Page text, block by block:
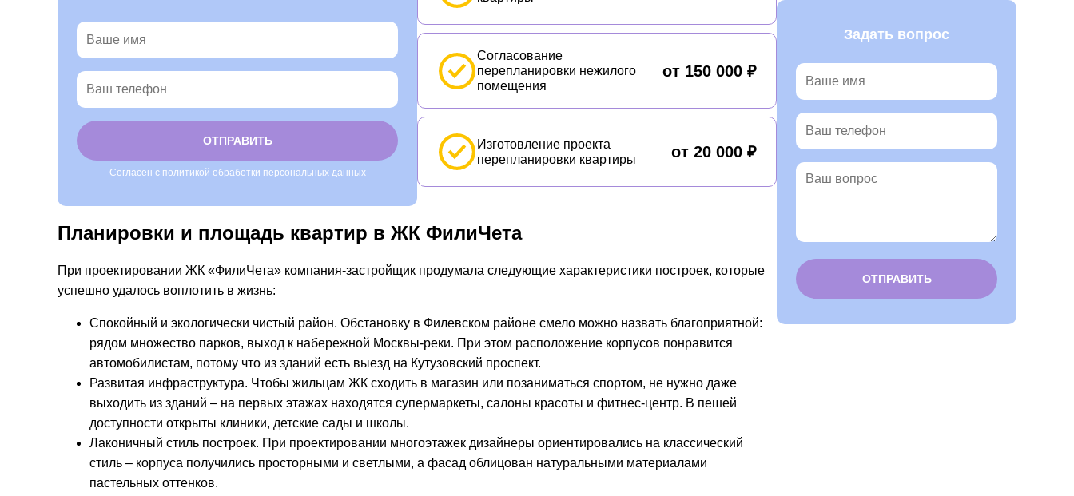
Согласен с политикой обработки персональных данных
Согласование
перепланировки нежилого
помещения
от 150 000 ₽
Изготовление проекта
перепланировки квартиры
от 20 000 ₽
Планировки и площадь квартир в ЖК ФилиЧета
При проектировании ЖК «ФилиЧета» компания-застройщик продумала следующие характеристики построек, которые
успешно удалось воплотить в жизнь:
Спокойный и экологически чистый район. Обстановку в Филевском районе смело можно назвать благоприятной:
рядом множество парков, выход к набережной Москвы-реки. При этом расположение корпусов понравится
автомобилистам, потому что из зданий есть выезд на Кутузовский проспект.
Развитая инфраструктура. Чтобы жильцам ЖК сходить в магазин или позаниматься спортом, не нужно даже
выходить из зданий – на первых этажах находятся супермаркеты, салоны красоты и фитнес-центр. В пешей
доступности открыты клиники, детские сады и школы.
Лаконичный стиль построек. При проектировании многоэтажек дизайнеры ориентировались на классический
стиль – корпуса получились просторными и светлыми, а фасад облицован натуральными материалами
пастельных оттенков.
Задать вопрос